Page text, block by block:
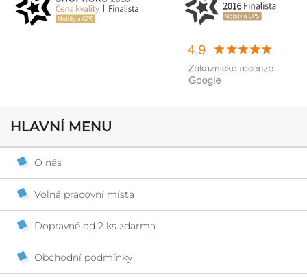
HLAVNÍ MENU
O nás
Volná pracovní místa
Dopravné od 2 ks zdarma
Obchodní podmínky